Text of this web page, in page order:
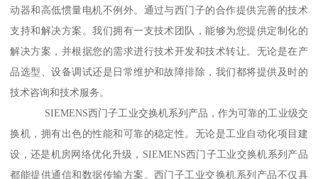
动器和高低惯量电机不例外。通过与西门子的合作提供完善的技术
支持和解决方案。我们拥有一支技术团队，能够为您提供定制化的
解决方案，并根据您的需求进行技术开发和技术转让。无论是在产
品选型、设备调试还是日常维护和故障排除，我们都将提供及时的
技术咨询和技术服务。
SIEMENS西门子工业交换机系列产品，作为可靠的工业级交
换机，拥有出色的性能和可靠的稳定性。无论是工业自动化项目建
设，还是机房网络优化升级，SIEMENS西门子工业交换机系列产品
都能提供通信和数据传输方案。西门子工业交换机系列产品不仅具